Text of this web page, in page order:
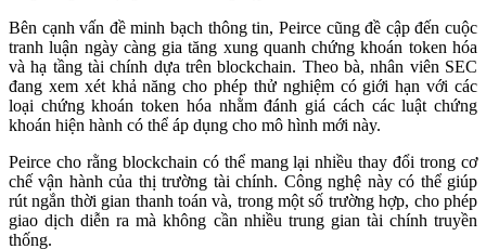
Bên cạnh vấn đề minh bạch thông tin, Peirce cũng đề cập đến cuộc
tranh luận ngày càng gia tăng xung quanh chứng khoán token hóa
và hạ tầng tài chính dựa trên blockchain. Theo bà, nhân viên SEC
đang xem xét khả năng cho phép thử nghiệm có giới hạn với các
loại chứng khoán token hóa nhằm đánh giá cách các luật chứng
khoán hiện hành có thể áp dụng cho mô hình mới này.
Peirce cho rằng blockchain có thể mang lại nhiều thay đổi trong cơ
chế vận hành của thị trường tài chính. Công nghệ này có thể giúp
rút ngắn thời gian thanh toán và, trong một số trường hợp, cho phép
giao dịch diễn ra mà không cần nhiều trung gian tài chính truyền
thống.